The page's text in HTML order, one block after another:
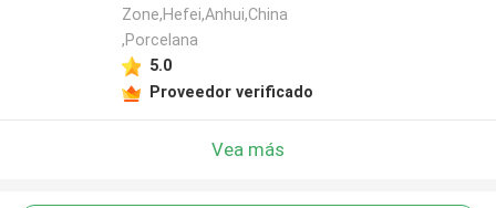
Zone,Hefei,Anhui,China
,Porcelana
5.0
Proveedor verificado
Vea más